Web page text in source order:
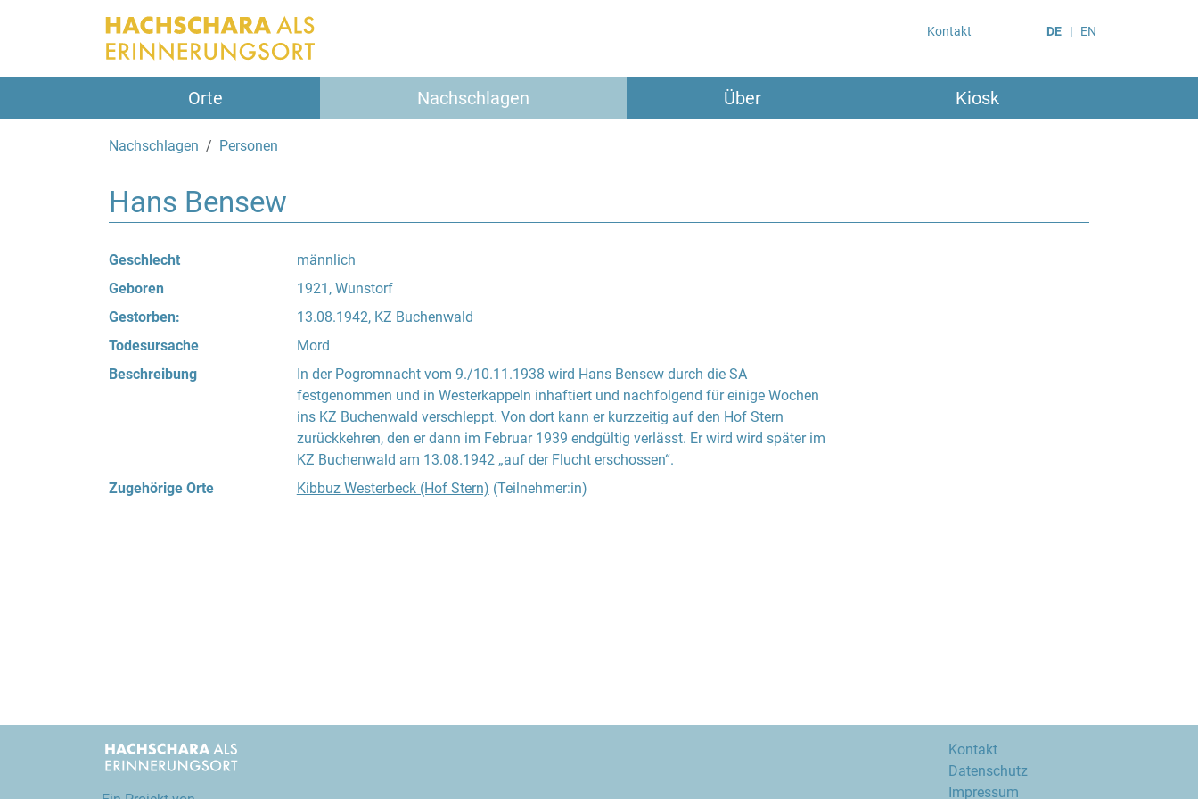
Kontakt DE EN
Orte Nachschlagen Über Kiosk
Nachschlagen Personen
Hans Bensew
Geschlecht
männlich
Geboren
1921, Wunstorf
Gestorben:
13.08.1942, KZ Buchenwald
Todesursache
Mord
Beschreibung
In der Pogromnacht vom 9./10.11.1938 wird Hans Bensew durch die SA
festgenommen und in Westerkappeln inhaftiert und nachfolgend für einige Wochen
ins KZ Buchenwald verschleppt. Von dort kann er kurzzeitig auf den Hof Stern
zurückkehren, den er dann im Februar 1939 endgültig verlässt. Er wird wird später im
KZ Buchenwald am 13.08.1942 „auf der Flucht erschossen“.
Zugehörige Orte
Kibbuz Westerbeck (Hof Stern) (Teilnehmer:in)
Kontakt
Datenschutz
Impressum